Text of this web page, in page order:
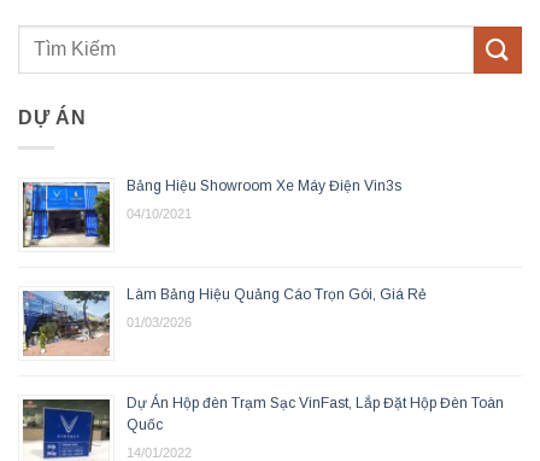
DỰ ÁN
Bảng Hiệu Showroom Xe Máy Điện Vin3s
04/10/2021
Làm Bảng Hiệu Quảng Cáo Trọn Gói, Giá Rẻ
01/03/2026
Dự Án Hộp đèn Trạm Sạc VinFast, Lắp Đặt Hộp Đèn Toàn
Quốc
14/01/2022